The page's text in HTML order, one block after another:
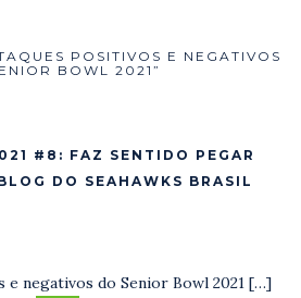
POSITIVOS E NEGATIVOS
BOWL 2021”
#8: FAZ SENTIDO PEGAR
DO SEAHAWKS BRASIL
negativos do Senior Bowl 2021 […]